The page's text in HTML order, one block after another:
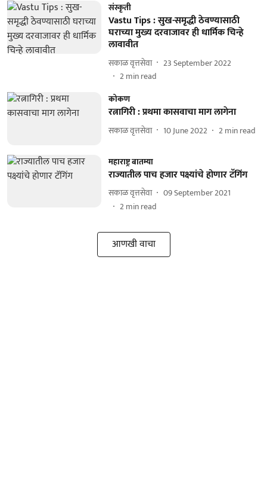
संस्कृती
Vastu Tips : सुख-समृद्धी ठेवण्यासाठी
घराच्या मुख्य दरवाजावर ही धार्मिक चिन्हे
लावावीत
सकाळ वृत्तसेवा
23 September 2022
2min read
कोकण
रत्नागिरी : प्रथमा कासवाचा माग लागेना
सकाळ वृत्तसेवा 10 June 2022 2min read
महाराष्ट्र बातम्या
राज्यातील पाच हजार पक्ष्यांचे होणार टॅगिंग
सकाळ वृत्तसेवा
09 September 2021
2min read
आणखी वाचा